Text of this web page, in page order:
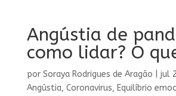
Angústia de
como lidar? O
por Soraya Rodrigues de Aragão jul
Angústia, Coronavirus, Equilíbrio